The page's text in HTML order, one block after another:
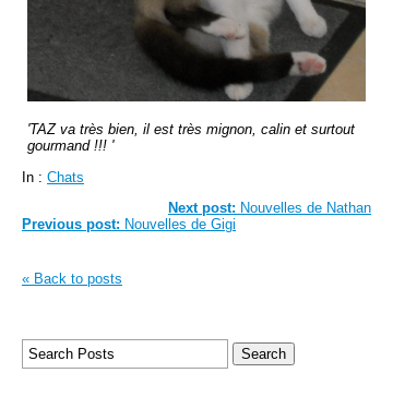
'TAZ va très bien, il est très mignon, calin et surtout
gourmand !!! '
In : Chats
Next post: Nouvelles de Nathan
Previous post: Nouvelles de Gigi
« Back to posts